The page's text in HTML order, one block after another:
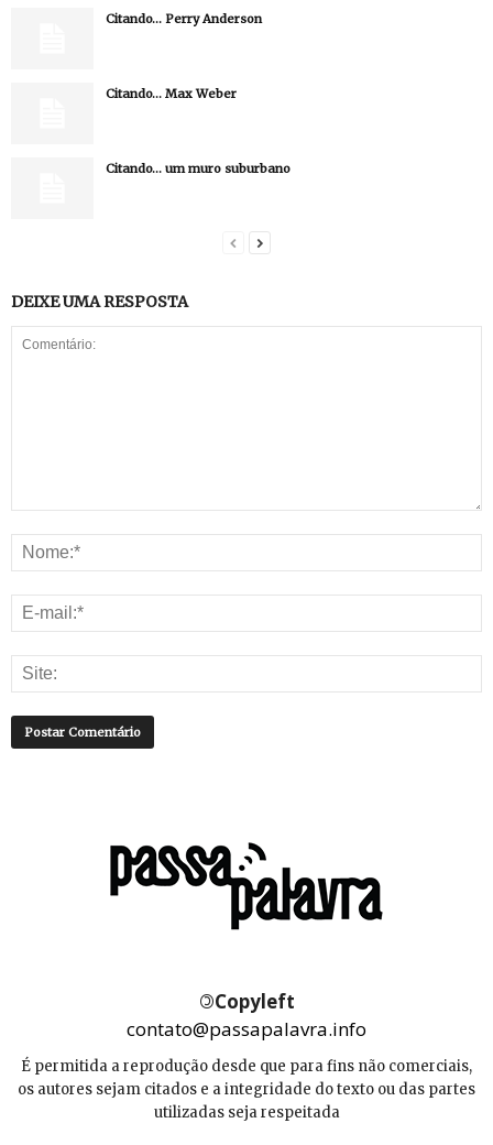
Citando… Perry Anderson
Citando… Max Weber
Citando… um muro suburbano
DEIXE UMA RESPOSTA
©Copyleft
contato@passapalavra.info
É permitida a reprodução desde que para fins não comerciais,
os autores sejam citados e a integridade do texto ou das partes
utilizadas seja respeitada